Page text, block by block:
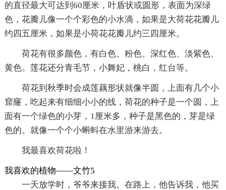
的直径最大可达到60厘米，叶盾状或圆形，表面为深绿
色，花瓣儿像一个个彩色的小水滴，如果是大荷花花瓣儿
约四五厘米，如果是小荷花花瓣儿约三四厘米。
荷花有很多颜色，有白色、粉色、深红色、淡紫色、
黄色。莲花还分青毛节，小舞妃，桃白，红台等。
荷花到秋季时会成莲藕形状就像半圆，上面有几个小
窟窿，吃起来有细细小小的线，荷花的种子是一个圆，上
面有一个绿色的小芽，1厘米多，种子是黑色的，芽是绿
色的。就像一个个小蝌蚪在水里游来游去。
我最喜欢荷花啦！
我喜欢的植物——文竹5
一天放学时，爷爷来接我。在路上，他告诉我，他买